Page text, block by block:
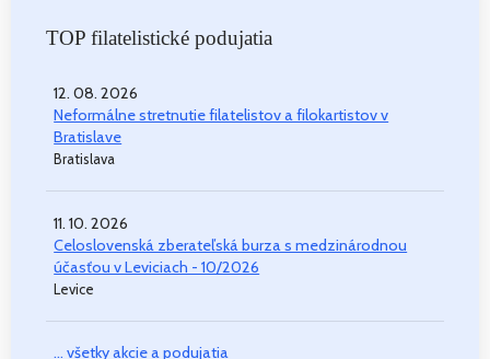
TOP filatelistické podujatia
12. 08. 2026
Neformálne stretnutie filatelistov a filokartistov v
Bratislave
Bratislava
11. 10. 2026
Celoslovenská zberateľská burza s medzinárodnou
účasťou v Leviciach - 10/2026
Levice
... všetky akcie a podujatia